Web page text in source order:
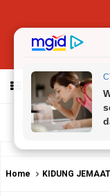
MENU
Home KIDUNG JEMAAT